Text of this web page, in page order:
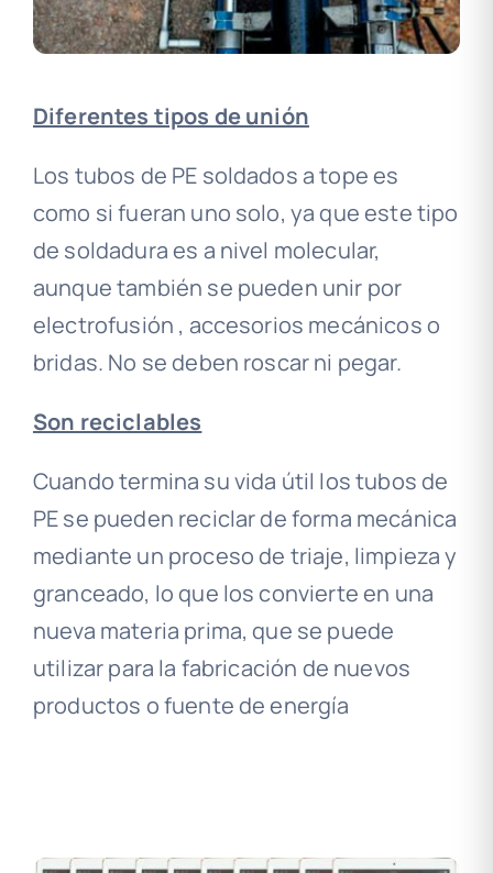
Diferentes tipos de unión
Los tubos de PE soldados a tope es
como si fueran uno solo, ya que este tipo
de soldadura es a nivel molecular,
aunque también se pueden unir por
electrofusión , accesorios mecánicos o
bridas. No se deben roscar ni pegar.
Son reciclables
Cuando termina su vida útil los tubos de
PE se pueden reciclar de forma mecánica
mediante un proceso de triaje, limpieza y
granceado, lo que los convierte en una
nueva materia prima, que se puede
utilizar para la fabricación de nuevos
productos o fuente de energía